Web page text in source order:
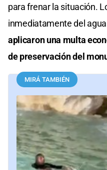
para frenar la situación.
inmediatamente del
aplicaron una multa
de preservación del
MIRÁ TAMBIÉN